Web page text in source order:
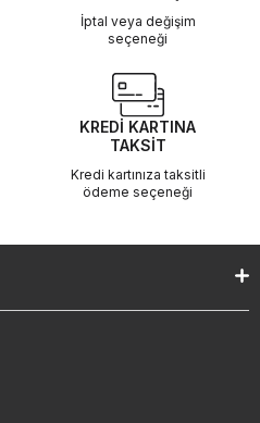
İptal veya değişim
seçeneği
KREDİ KARTINA
TAKSİT
Kredi kartınıza taksitli
ödeme seçeneği